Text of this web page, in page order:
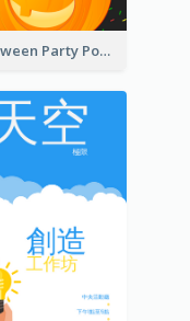
Halloween Party Poster